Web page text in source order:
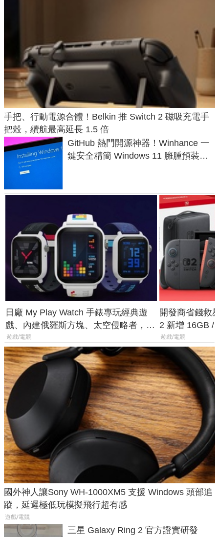
手把、行動電源合體！Belkin 推 Switch 2 磁吸充電手
把殼，續航最高延長 1.5 倍
GitHub 熱門開源神器！Winhance 一
鍵安全精簡 Windows 11 臃腫預裝軟
日廠 My Play Watch 手錶專玩經典遊
戲、內建俄羅斯方塊、太空侵略者，不
過竟然不能連手機？
遊戲/電競
開發商省錢救
2 新增 16GB /
選擇
遊戲/電競
國外神人讓Sony WH-1000XM5 支援 Windows 頭部追
蹤，延遲極低玩模擬飛行超有感
遊戲/電競
三星 Galaxy Ring 2 官方證實研發